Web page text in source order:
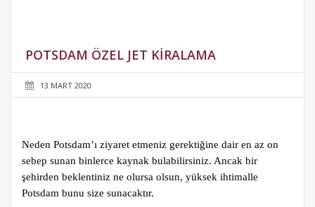
POTSDAM ÖZEL JET KIRALAMA
13 MART 2020
Neden Potsdam’ı ziyaret etmeniz gerektiğine dair en az on
sebep sunan binlerce kaynak bulabilirsiniz. Ancak bir
şehirden beklentiniz ne olursa olsun, yüksek ihtimalle
Potsdam bunu size sunacaktır.